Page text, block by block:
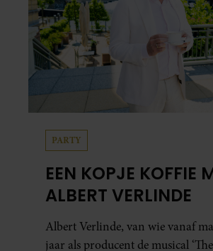
PARTY
EEN KOPJE KOFFIE
ALBERT VERLINDE
Albert Verlinde, van wie vanaf
jaar als producent de musical ‘The